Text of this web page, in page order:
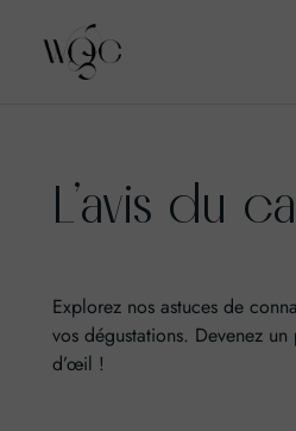
contenuL’avis du
Explorez nos astuces de
vos dégustations. Devenez
d’œil !